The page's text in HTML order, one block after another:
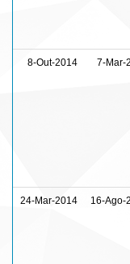
8-Out-2014 7-Mar-
24-Mar-2014 16-Ago-